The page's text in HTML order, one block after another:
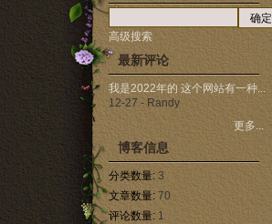
确定
高级搜索
最新评论
我是2022年的 这个网站有一种...
12-27 - Randy
更多...
博客信息
分类数量: 3
文章数量: 70
评论数量: 1